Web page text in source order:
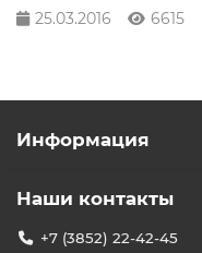
25.03.2016 6615
Информация
Наши контакты
+7 (3852) 22-42-45